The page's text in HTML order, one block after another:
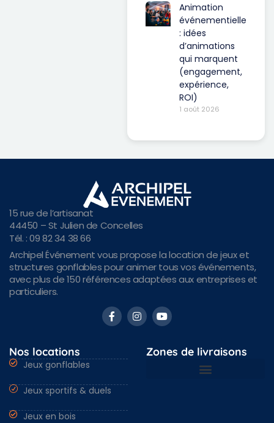
Animation
événementielle
: idées
d’animations
qui marquent
(engagement,
expérience,
ROI)
1 août 2026
15 rue de l’artisanat
44450 – St Julien de Concelles
Tél. : 09 82 34 38 66
Archipel Événement vous propose la location de jeux et
structures gonflables pour animer tous vos événements,
avec plus de 150 références adaptées aux entreprises et
particuliers.
Nos locations
Jeux gonflables
Jeux sportifs & duels
Jeux en bois
Zones de livraisons